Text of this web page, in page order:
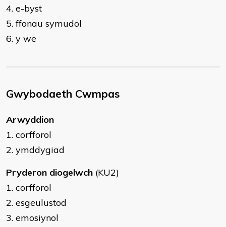
4. e-byst
5. ffonau symudol
6. y we
Gwybodaeth Cwmpas
Arwyddion
1. corfforol
2. ymddygiad
Pryderon diogelwch (KU2)
1. corfforol
2. esgeulustod
3. emosiynol